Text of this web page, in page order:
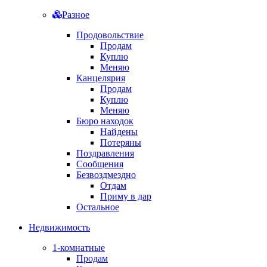
Разное
Продовольствие
Продам
Куплю
Меняю
Канцелярия
Продам
Куплю
Меняю
Бюро находок
Найдены
Потеряны
Поздравления
Сообщения
Безвоздмездно
Отдам
Приму в дар
Остальное
Недвижимость
1-комнатные
Продам